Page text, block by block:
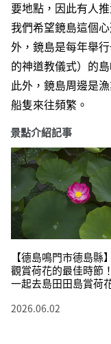
要地點，因此有人
我們希望鏡島這個
外，鏡島是每年舉
的神道教儀式）的
此外，鏡島周邊是
船隻來往頻繁。
景點介紹記事
【德島鳴門市德島縣
觀賞荷花的最佳時節
一起去島田田島賞荷
2026.06.02